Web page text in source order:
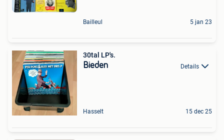
Bailleul 5 jan 23
30tal LP's.
Bieden Details
Hasselt 15 dec 25